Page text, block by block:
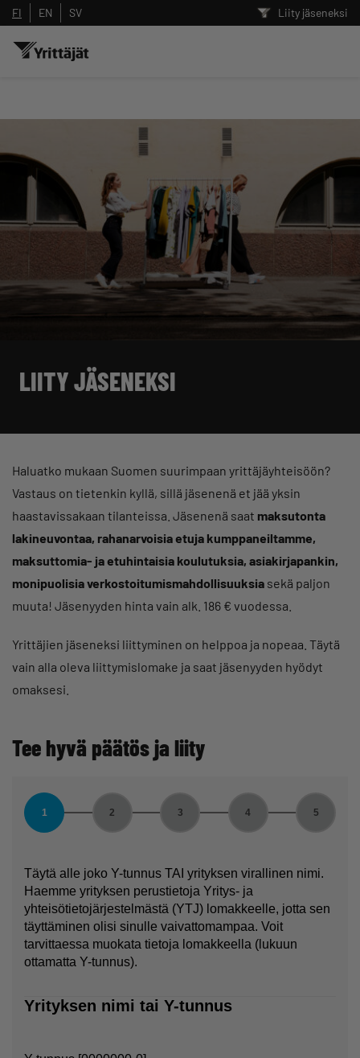
Liity jäseneksi
FI EN SV
LIITY JÄSENEKSI
Haluatko mukaan Suomen suurimpaan yrittäjäyhteisöön?
Vastaus on tietenkin kyllä, sillä jäsenenä et jää yksin
haastavissakaan tilanteissa. Jäsenenä saat maksutonta
lakineuvontaa, rahanarvoisia etuja kumppaneiltamme,
maksuttomia- ja etuhintaisia koulutuksia, asiakirjapankin,
monipuolisia verkostoitumismahdollisuuksia sekä paljon
muuta! Jäsenyyden hinta vain alk. 186 € vuodessa.
Yrittäjien jäseneksi liittyminen on helppoa ja nopeaa. Täytä
vain alla oleva liittymislomake ja saat jäsenyyden hyödyt
omaksesi.
Tee hyvä päätös ja liity
Yrittäjien tekoälyltä
Hae
Suodata hakutuloksia: näytä kaikki sisältö